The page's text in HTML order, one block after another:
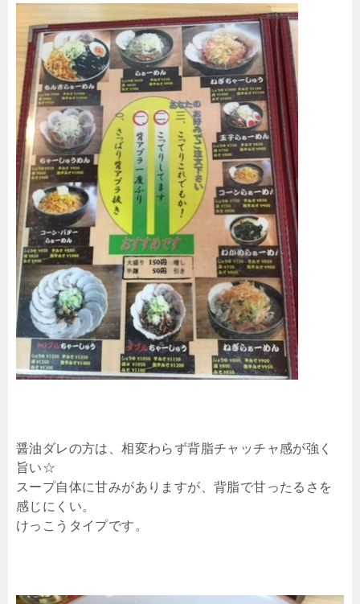
醤油ダレの方は、相変わらず背脂チャッチャ感が強く
旨い☆
スープ自体に甘みがありますが、背脂で甘ったるさを
感じにくい。
けっこうタイプです。